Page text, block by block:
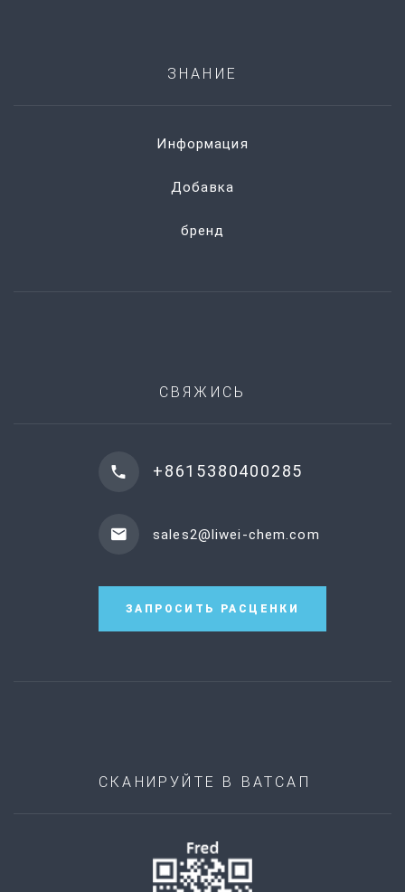
ЗНАНИЕ
Информация
Добавка
бренд
СВЯЖИСЬ
+8615380400285
sales2@liwei-chem.com
ЗАПРОСИТЬ РАСЦЕНКИ
СКАНИРУЙТЕ В ВАТСАП